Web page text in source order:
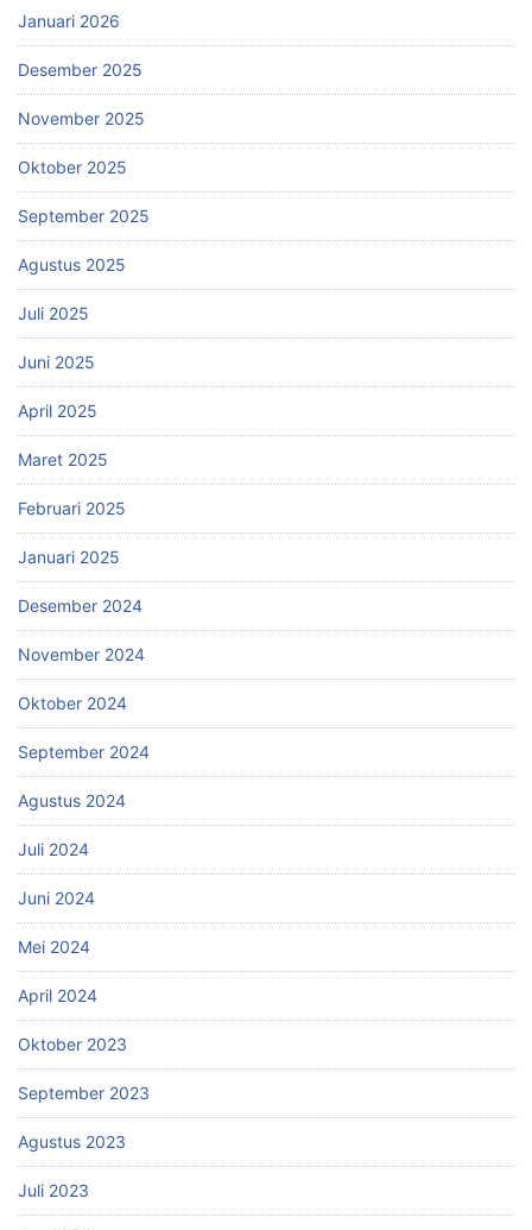
Januari 2026
Desember 2025
November 2025
Oktober 2025
September 2025
Agustus 2025
Juli 2025
Juni 2025
April 2025
Maret 2025
Februari 2025
Januari 2025
Desember 2024
November 2024
Oktober 2024
September 2024
Agustus 2024
Juli 2024
Juni 2024
Mei 2024
April 2024
Oktober 2023
September 2023
Agustus 2023
Juli 2023